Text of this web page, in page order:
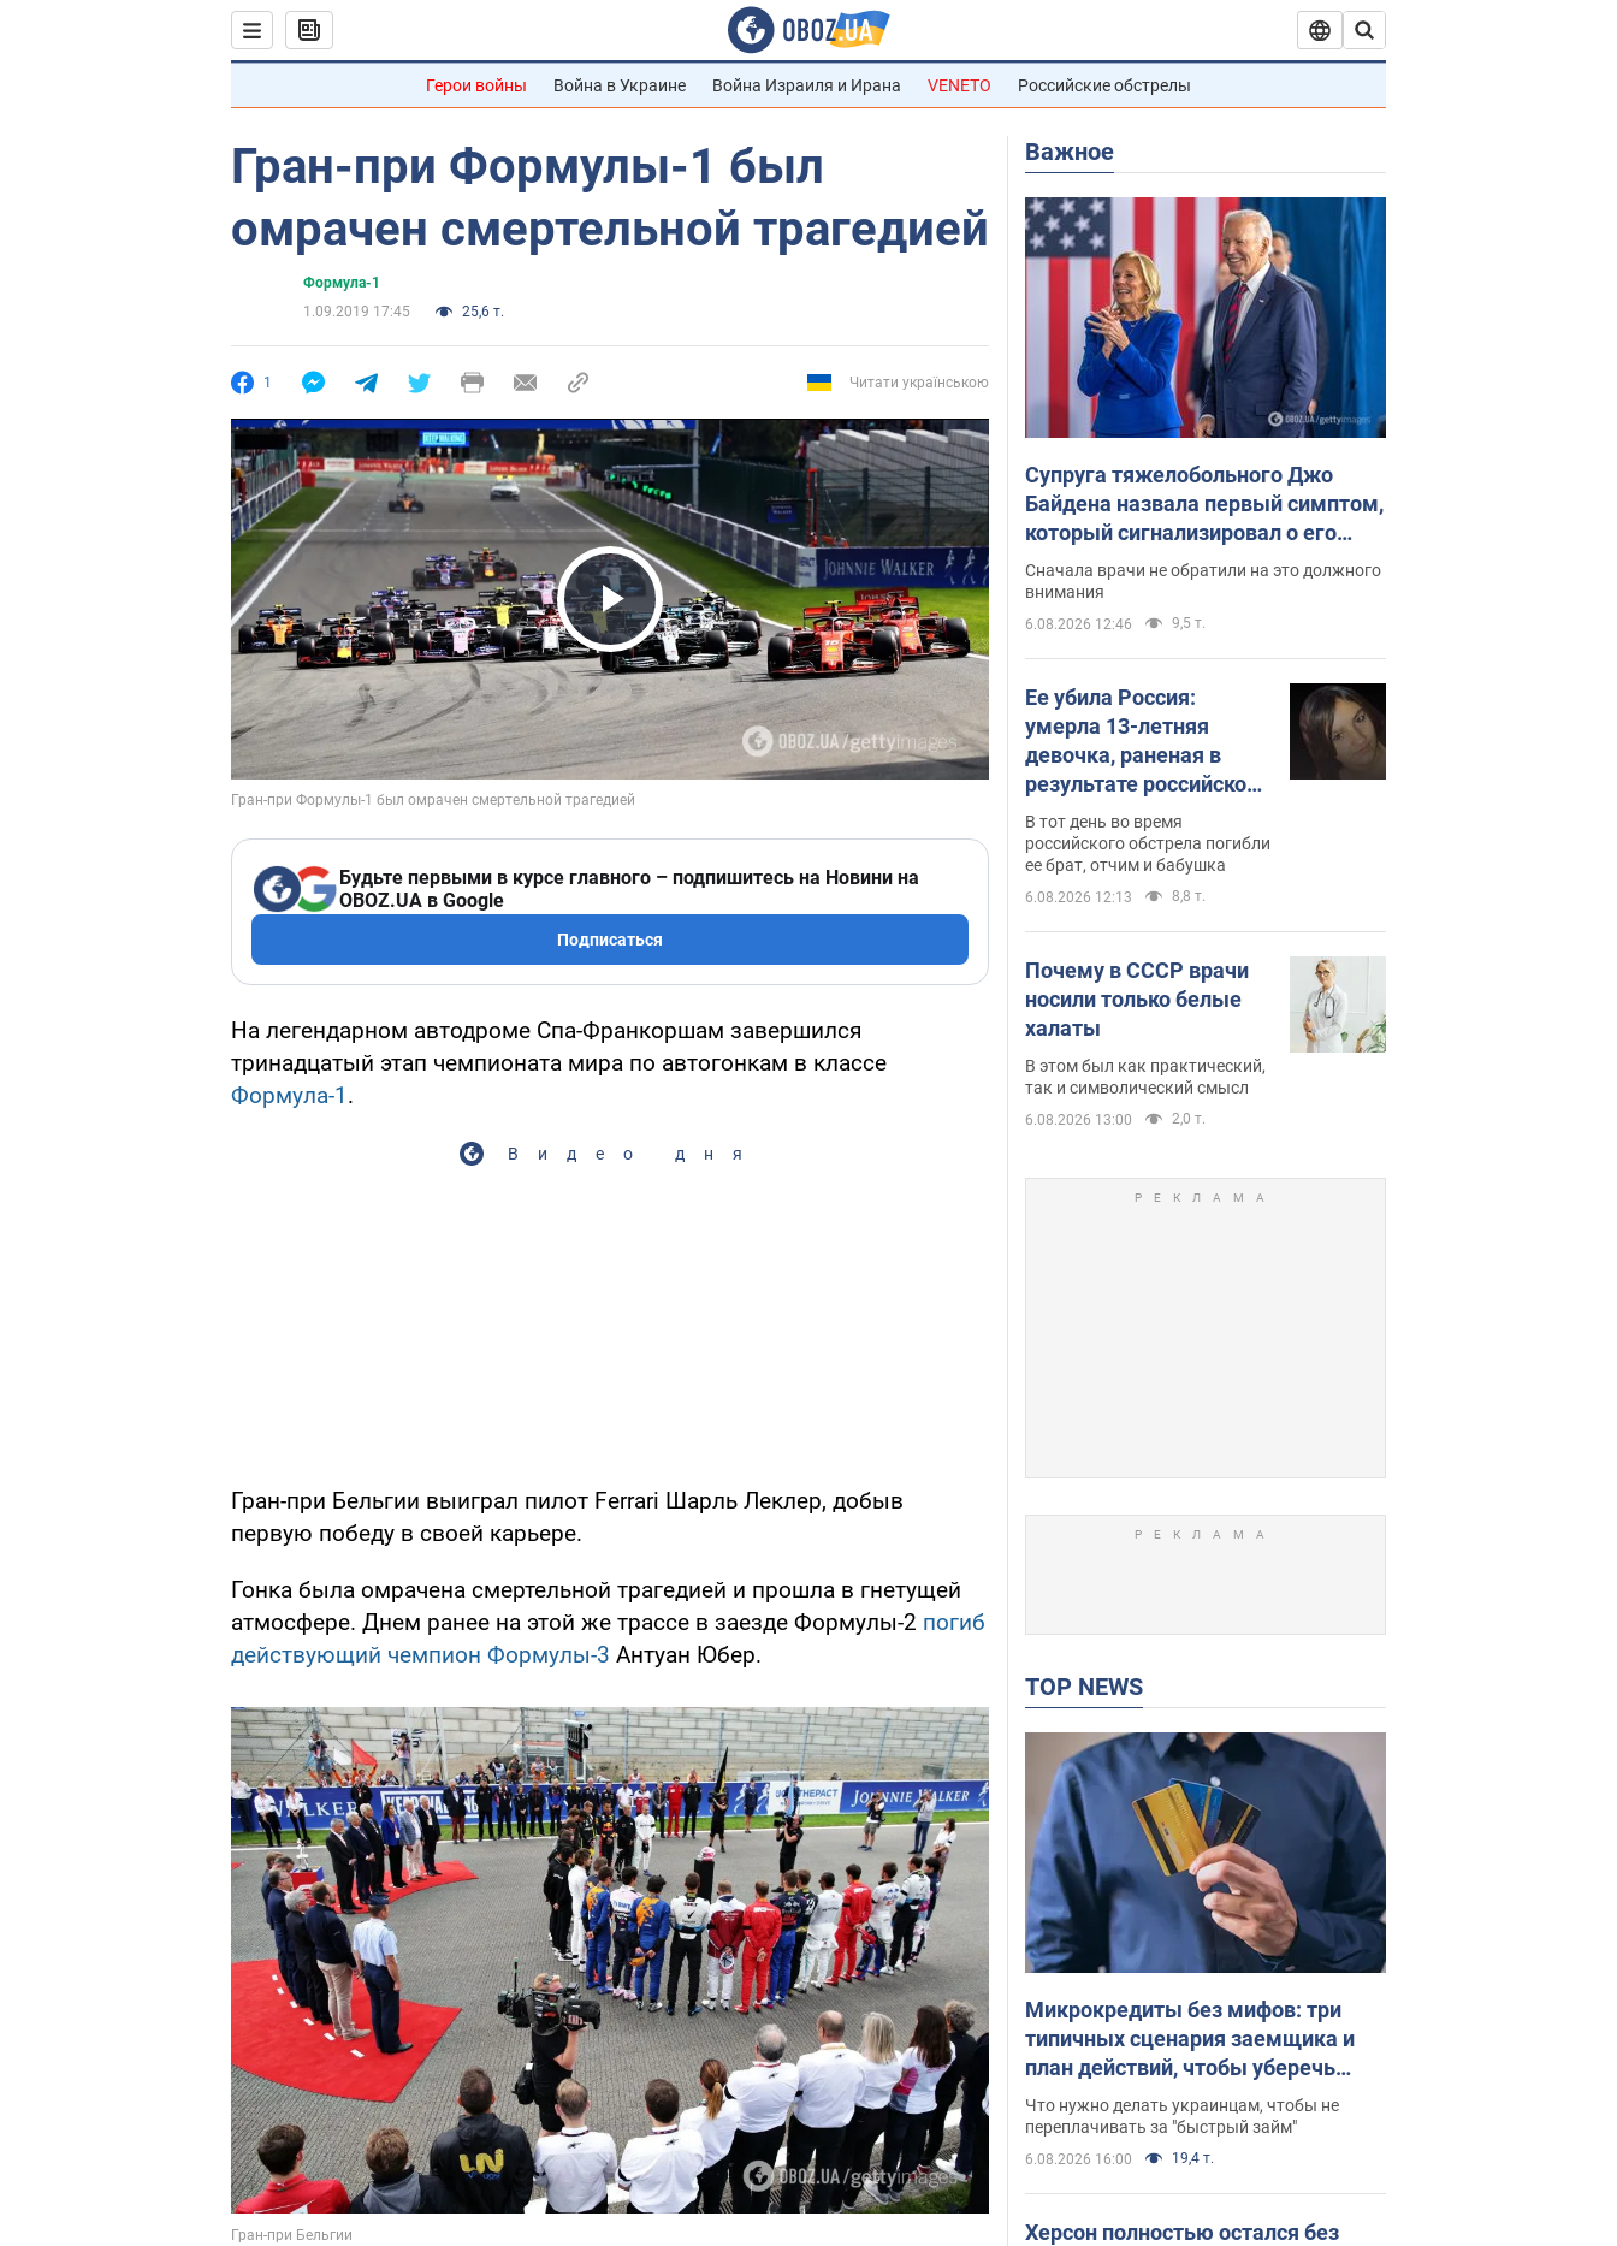
Герои войны Война в Украине Война Израиля и Ирана VENETO Российские обстрелы
Гран-при Формулы-1 был
омрачен смертельной трагедией
Формула-1
1.09.2019 17:45
25,6 т.
1 Читати українською
Play Video
Будьте первыми в курсе главного – подпишитесь на Новини на
OBOZ.UA в Google
Подписаться
На легендарном автодроме Спа-Франкоршам завершился
тринадцатый этап чемпионата мира по автогонкам в классе
Формула-1 .
Видео дня
Гран-при Бельгии выиграл пилот Ferrari Шарль Леклер, добыв
первую победу в своей карьере.
Гонка была омрачена смертельной трагедией и прошла в гнетущей
атмосфере. Днем ранее на этой же трассе в заезде Формулы-2 погиб
действующий чемпион Формулы-3 Антуан Юбер.
Важное
Супруга тяжелобольного Джо
Байдена назвала первый симптом,
который сигнализировал о его
"агрессивном" раке
Сначала врачи не обратили на это должного
внимания
6.08.2026 12:46 9,5 т.
Ее убила Россия:
умерла 13-летняя
девочка, раненая в
результате российской
атаки на Сумскую
область. Фото
В тот день во время
российского обстрела погибли
ее брат, отчим и бабушка
6.08.2026 12:13 8,8 т.
Почему в СССР врачи
носили только белые
халаты
В этом был как практический,
так и символический смысл
6.08.2026 13:00 2,0 т.
TOP NEWS
Микрокредиты без мифов: три
типичных сценария заемщика и
план действий, чтобы уберечь
свои деньги
Что нужно делать украинцам, чтобы не
переплачивать за "быстрый займ"
6.08.2026 16:00 19,4 т.
Херсон полностью остался без